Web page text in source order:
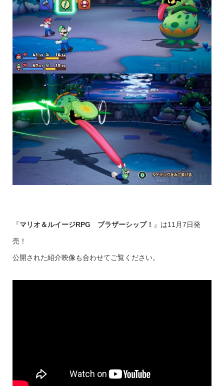
『マリオ＆ルイージRPG ブラザーシップ！ 』は11月7日発
売！
公開された紹介映像も合わせてご覧ください。